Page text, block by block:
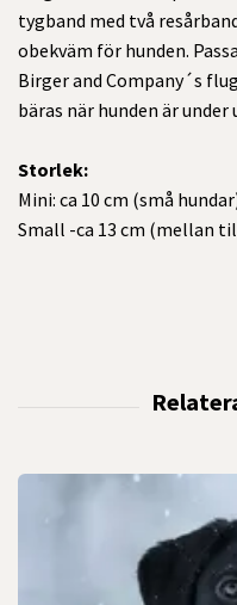
tygband med två
obekväm för hunden.
Birger and Company´s
bäras när hunden är under
Storlek:
Mini: ca 10 cm (små
Small -ca 13 cm (mellan